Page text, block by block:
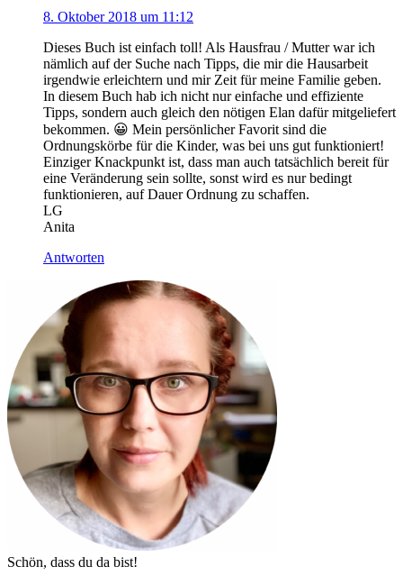
8. Oktober 2018 um 11:12
Dieses Buch ist einfach toll! Als Hausfrau / Mutter war ich
nämlich auf der Suche nach Tipps, die mir die Hausarbeit
irgendwie erleichtern und mir Zeit für meine Familie geben.
In diesem Buch hab ich nicht nur einfache und effiziente
Tipps, sondern auch gleich den nötigen Elan dafür mitgeliefert
bekommen. 😀 Mein persönlicher Favorit sind die
Ordnungskörbe für die Kinder, was bei uns gut funktioniert!
Einziger Knackpunkt ist, dass man auch tatsächlich bereit für
eine Veränderung sein sollte, sonst wird es nur bedingt
funktionieren, auf Dauer Ordnung zu schaffen.
LG
Anita
Antworten
Sidebar
Schön, dass du da bist!